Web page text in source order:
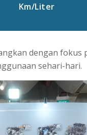
Km/Liter
dengan fokus
sehari-hari.